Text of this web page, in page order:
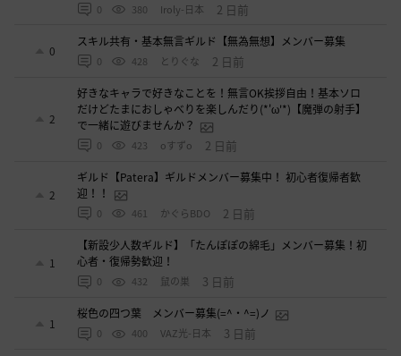
0 380 Iroly-日本 2 日前
0
スキル共有・基本無言ギルド【無為無想】メンバー募集
0 428 とりぐな 2 日前
2
好きなキャラで好きなことを！無言OK挨拶自由！基本ソロ
だけどたまにおしゃべりを楽しんだり(*'ω'*)【魔弾の射手】
で一緒に遊びませんか？
0 423 oすずo 2 日前
2
ギルド【Patera】ギルドメンバー募集中！ 初心者復帰者歓
迎！！
0 461 かぐらBDO 2 日前
1
【新設少人数ギルド】「たんぽぽの綿毛」メンバー募集！初
心者・復帰勢歓迎！
0 432 鼠の巣 3 日前
1
桜色の四つ葉 メンバー募集(=^・^=)ノ
0 400 VAZ光-日本 3 日前